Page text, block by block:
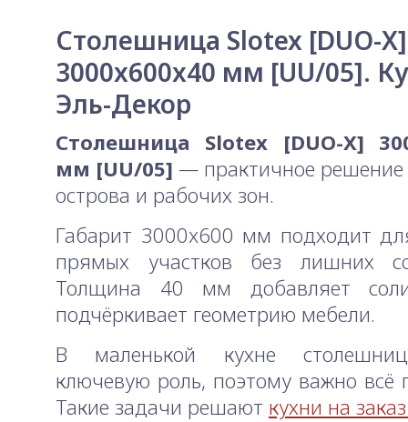
Столешница Slotex [DUO-X]
3000x600x40 мм [UU/05].
Эль-Декор
Столешница Slotex [DUO-X]
мм [UU/05] — практичное решение
острова и рабочих зон.
Габарит 3000x600 мм подходит
прямых участков без лишних
Толщина 40 мм добавляет
подчёркивает геометрию мебели.
В маленькой кухне
ключевую роль, поэтому важно всё
Такие задачи решают кухни на